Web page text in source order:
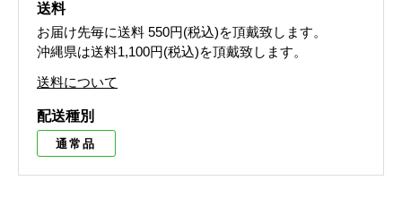
送料
お届け先毎に送料 550円(税込)を頂戴致します。
沖縄県は送料1,100円(税込)を頂戴致します。
送料について
配送種別
通常品